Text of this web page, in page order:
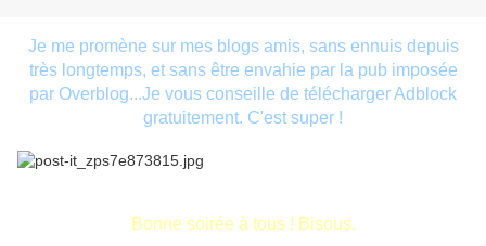
Je me promène sur mes blogs amis, sans ennuis depuis
très longtemps, et sans être envahie par la pub imposée
par Overblog...Je vous conseille de télécharger Adblock
gratuitement. C'est super !
Bonne soirée à tous ! Bisous.